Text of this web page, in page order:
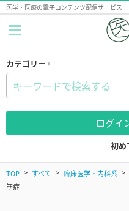
医学・医療の電子コンテンツ配信サービス
カテゴリー
ログイ
初め
TOP すべて 臨床医学・内科系
筋症